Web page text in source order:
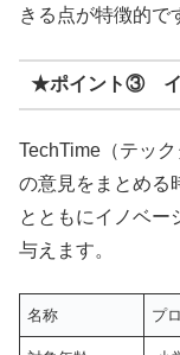
きる点が特徴的で
★ポイント③ イ
TechTime（テッ
の意見をまとめる
とともにイノベー
与えます。
名称 プ